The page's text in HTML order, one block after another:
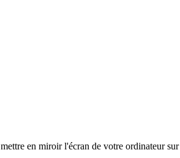
en miroir l'écran de votre ordinateur